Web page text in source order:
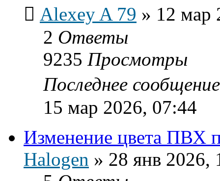
Alexey A 79 » 12 мар
2 Ответы
9235 Просмотры
Последнее
15 мар 2026, 07:44
Изменение цвета ПВХ
Halogen » 28 янв 2026,